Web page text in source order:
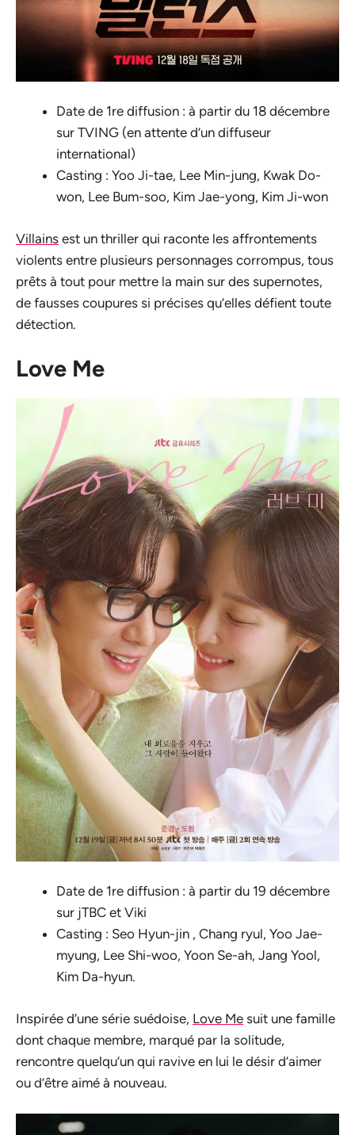
Date de 1re diffusion : à partir du 18 décembre
sur TVING (en attente d’un diffuseur
international)
Casting : Yoo Ji-tae, Lee Min-jung, Kwak Do-
won, Lee Bum-soo, Kim Jae-yong, Kim Ji-won
Villains est un thriller qui raconte les affrontements
violents entre plusieurs personnages corrompus, tous
prêts à tout pour mettre la main sur des supernotes,
de fausses coupures si précises qu’elles défient toute
détection.
Love Me
Date de 1re diffusion : à partir du 19 décembre
sur jTBC et Viki
Casting : Seo Hyun-jin , Chang ryul, Yoo Jae-
myung, Lee Shi-woo, Yoon Se-ah, Jang Yool,
Kim Da-hyun.
Inspirée d’une série suédoise, Love Me suit une famille
dont chaque membre, marqué par la solitude,
rencontre quelqu’un qui ravive en lui le désir d’aimer
ou d’être aimé à nouveau.